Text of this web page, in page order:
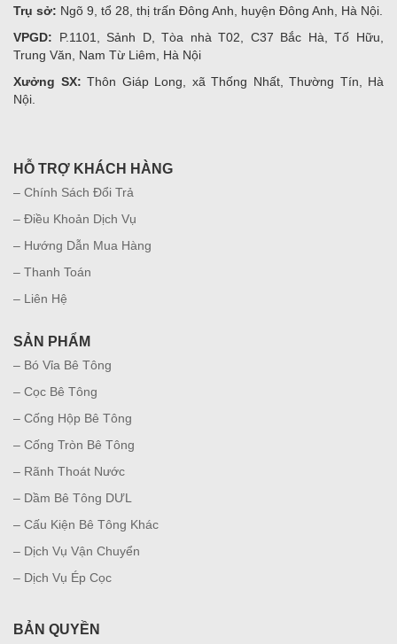
Trụ sở: Ngõ 9, tổ 28, thị trấn Đông Anh, huyện Đông Anh, Hà Nội.
VPGD: P.1101, Sảnh D, Tòa nhà T02, C37 Bắc Hà, Tố Hữu,
Trung Văn, Nam Từ Liêm, Hà Nội
Xưởng SX: Thôn Giáp Long, xã Thống Nhất, Thường Tín, Hà
Nội.
HỖ TRỢ KHÁCH HÀNG
– Chính Sách Đổi Trả
– Điều Khoản Dịch Vụ
– Hướng Dẫn Mua Hàng
– Thanh Toán
– Liên Hệ
SẢN PHẨM
– Bó Vỉa Bê Tông
– Cọc Bê Tông
– Cống Hộp Bê Tông
– Cống Tròn Bê Tông
– Rãnh Thoát Nước
– Dầm Bê Tông DƯL
– Cấu Kiện Bê Tông Khác
– Dịch Vụ Vận Chuyển
– Dịch Vụ Ép Cọc
BẢN QUYỀN